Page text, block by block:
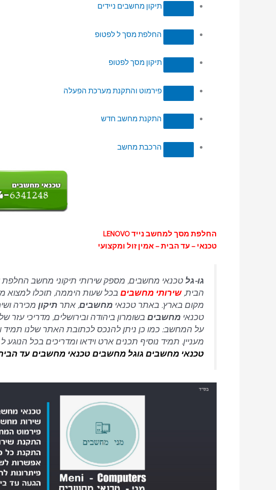
תיקון מחשבים ניידים
החלפת מסך ל לפטופ
תיקון מסך לפטופ
פירמוט והתקנת מערכת הפעלה
התקנת מחשב חדש
הרכבת מחשב
החלפת מסך למחשב נייד LENOVO
טכנאי – עד הבית – אמין זול ומקצועי
גו-גל טכנאי מחשבים, מספק שירותי תיקוני מחשב החלפת
הבית, שירותי מחשבים בכל שעות היממה, תוכלו למצוא
מקום בארץ. באתר טכנאי מחשבים, אתר תיקון מכירה
טכנאי מחשבים בשומרון ביהודה ובירושלים, מדריכי עזר של
על המחשב: כמו כן ניתן להנכס לכתובת האתר שלנו
מעניין. תמיד נוסיף תכנים ארט וידאו ומדריכים בכל הנוגע ל
טכנאי מחשבים גוגל מחשבים טכנאי מחשבים עד